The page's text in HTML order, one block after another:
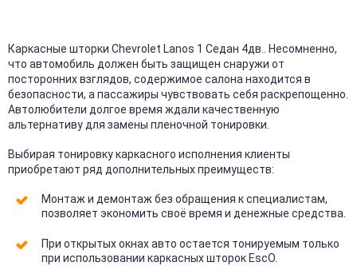
Каркасные шторки Chevrolet Lanos 1 Седан 4дв.. Несомненно,
что автомобиль должен быть защищен снаружи от
посторонних взглядов, содержимое салона находится в
безопасности, а пассажиры чувствовать себя раскрепощенно.
Автолюбители долгое время ждали качественную
альтернативу для замены пленочной тонировки.
Выбирая тонировку каркасного исполнения клиенты
приобретают ряд дополнительных преимуществ:
Монтаж и демонтаж без обращения к специалистам,
позволяет экономить своё время и денежные средства.
При открытых окнах авто остается тонируемым только
при использовании каркасных шторок EscO.